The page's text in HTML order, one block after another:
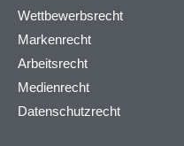
Wettbewerbsrecht
Markenrecht
Arbeitsrecht
Medienrecht
Datenschutzrecht